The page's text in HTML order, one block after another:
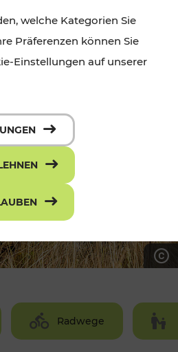
Radwege
welche Kategorien Sie
Präferenzen können Sie
Einstellungen auf unserer